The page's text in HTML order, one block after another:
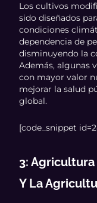
Los cultivos
sido diseñados
condiciones
dependencia de
disminuyendo la
Además, algunas
con mayor valor
mejorar la salud
global.
[code_snippet
3:
Y La